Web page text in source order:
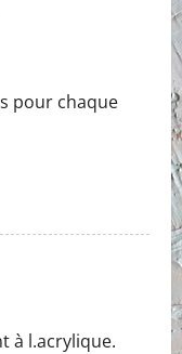
pour chaque
à l.acrylique.